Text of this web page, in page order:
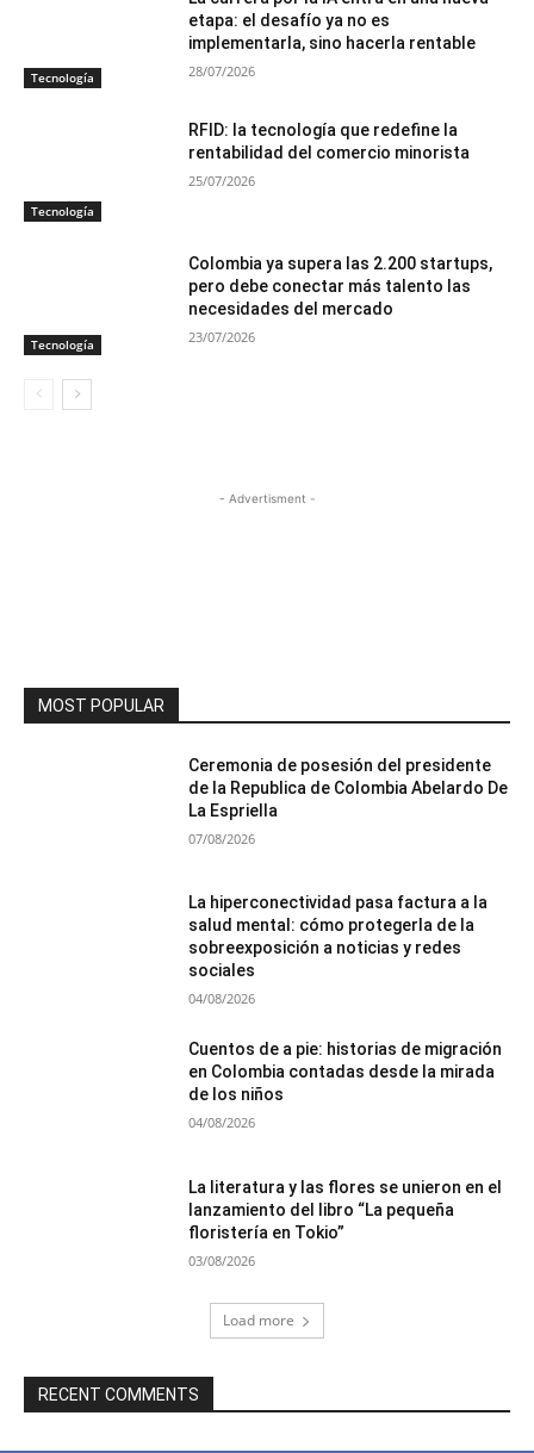
Tecnología
etapa: el desafío ya no es
implementarla, sino hacerla rentable
28/07/2026
Tecnología
RFID: la tecnología que redefine la
rentabilidad del comercio minorista
25/07/2026
Tecnología
Colombia ya supera las 2.200 startups,
pero debe conectar más talento las
necesidades del mercado
23/07/2026
- Advertisment -
MOST POPULAR
Ceremonia de posesión del presidente
de la Republica de Colombia Abelardo De
La Espriella
07/08/2026
La hiperconectividad pasa factura a la
salud mental: cómo protegerla de la
sobreexposición a noticias y redes
sociales
04/08/2026
Cuentos de a pie: historias de migración
en Colombia contadas desde la mirada
de los niños
04/08/2026
La literatura y las flores se unieron en el
lanzamiento del libro “La pequeña
floristería en Tokio”
03/08/2026
Load more
RECENT COMMENTS